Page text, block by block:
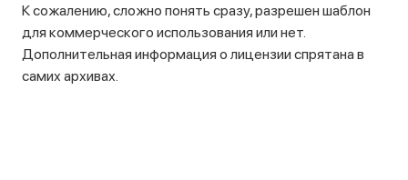
К сожалению, сложно понять сразу, разрешен шаблон
для коммерческого использования или нет.
Дополнительная информация о лицензии спрятана в
самих архивах.